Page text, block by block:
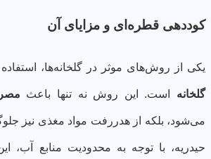
قطره‌ای و مزایای آن
از روش‌های موثر در گلخانه‌ها، استفاده از
است. این روش نه تنها باعثمصرف
بلکه از هدررفت مواد مغذی نیز
با توجه به محدودیت منابع آب، این